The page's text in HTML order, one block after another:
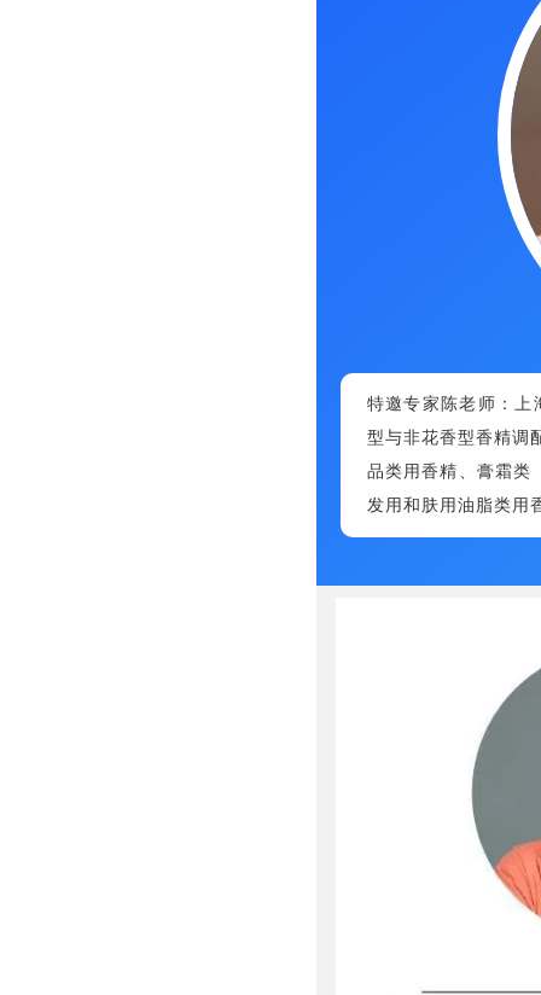
特邀专家陈老师：上
型与非花香型香精调
品类用香精、膏霜类
发用和肤用油脂类用